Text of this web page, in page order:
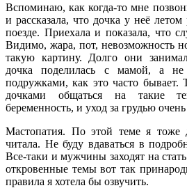
Вспоминаю, как когда-то мне
и рассказала, что дочка у неё
поезде. Приехала и показала, что
Видимо, жара, пот, невозможность
такую картину. Долго они
дочка поделилась с мамой, а не
подружками, как это часто бывает.
дочками общаться на такие
беременность, и уход за грудью
Мастопатия. По этой теме я тоже
читала. Не буду вдаваться в
Все-таки и мужчины заходят на
откровенные темы вот так
правила я хотела бы озвучить.